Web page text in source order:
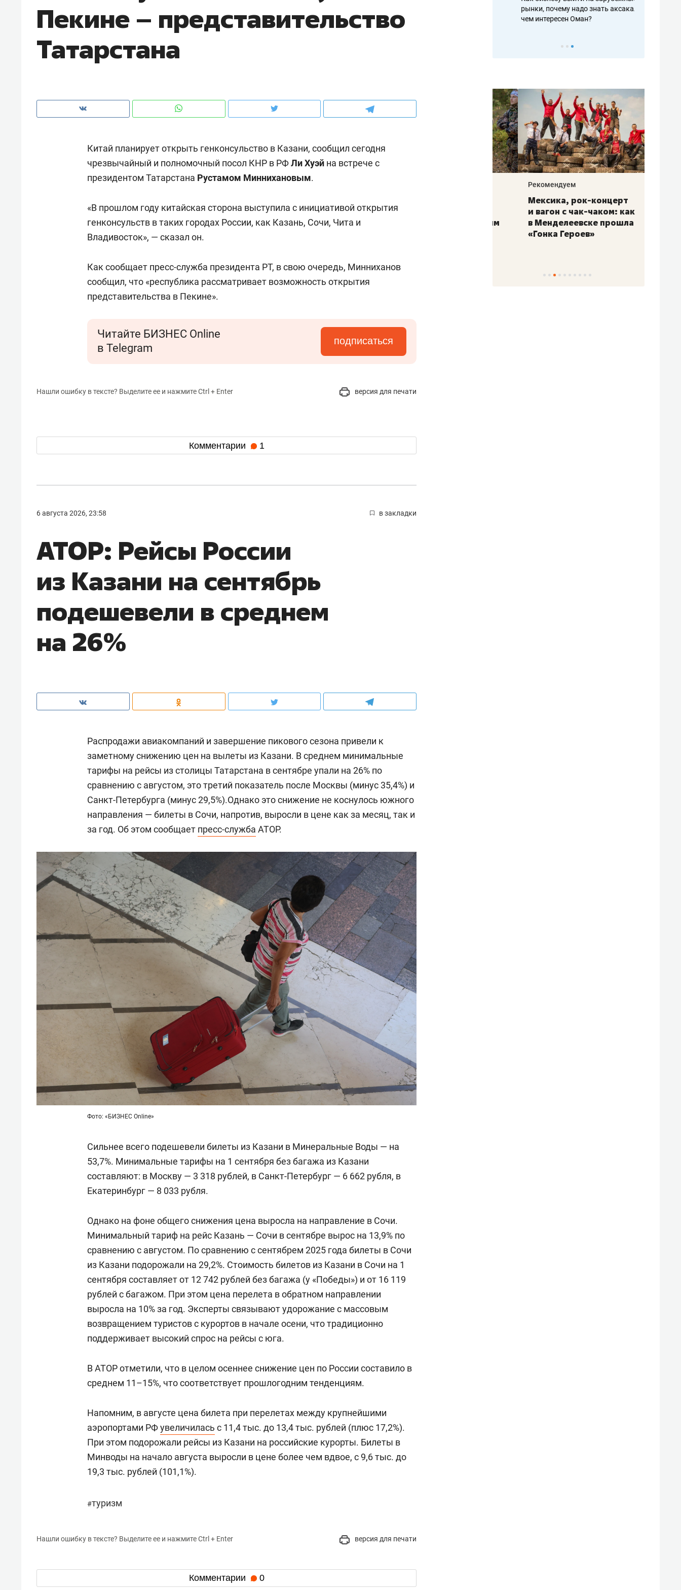
Пекине – представительство
Татарстана
Китай планирует открыть генконсульство в Казани, сообщил сегодня
чрезвычайный и полномочный посол КНР в РФЛи Хуэй на встрече с
президентом Татарстана Рустамом Миннихановым.
«В прошлом году китайская сторона выступила с инициативой открытия
генконсульств в таких городах России, как Казань, Сочи, Чита и
Владивосток», — сказал он.
Как сообщает пресс-служба президента РТ, в свою очередь, Минниханов
сообщил, что «республика рассматривает возможность открытия
представительства в Пекине».
Читайте БИЗНЕС Online
в Telegram
подписаться
Нашли ошибку в тексте? Выделите ее и нажмите Ctrl + Enter версия для печати
Комментарии 1
6 августа 2026, 23:58 в закладки
АТОР: Рейсы России
из Казани на сентябрь
подешевели в среднем
на 26%
Распродажи авиакомпаний и завершение пикового сезона привели к
заметному снижению цен на вылеты из Казани. В среднем минимальные
тарифы на рейсы из столицы Татарстана в сентябре упали на 26% по
сравнению с августом, это третий показатель после Москвы (минус 35,4%) и
Санкт-Петербурга (минус 29,5%).Однако это снижение не коснулось южного
направления — билеты в Сочи, напротив, выросли в цене как за месяц, так и
за год. Об этом сообщает пресс-служба АТОР.
Фото: «БИЗНЕС Online»
Сильнее всего подешевели билеты из Казани в Минеральные Воды — на
53,7%. Минимальные тарифы на 1 сентября без багажа из Казани
составляют: в Москву — 3 318 рублей, в Санкт-Петербург — 6 662 рубля, в
Екатеринбург — 8 033 рубля.
Однако на фоне общего снижения цена выросла на направление в Сочи.
Минимальный тариф на рейс Казань — Сочи в сентябре вырос на 13,9% по
сравнению с августом. По сравнению с сентябрем 2025 года билеты в Сочи
из Казани подорожали на 29,2%. Стоимость билетов из Казани в Сочи на 1
сентября составляет от 12 742 рублей без багажа (у «Победы») и от 16 119
рублей с багажом. При этом цена перелета в обратном направлении
выросла на 10% за год. Эксперты связывают удорожание с массовым
возвращением туристов с курортов в начале осени, что традиционно
поддерживает высокий спрос на рейсы с юга.
В АТОР отметили, что в целом осеннее снижение цен по России составило в
среднем 11–15%, что соответствует прошлогодним тенденциям.
Напомним, в августе цена билета при перелетах между крупнейшими
аэропортами РФувеличилась с 11,4 тыс. до 13,4 тыс. рублей (плюс 17,2%).
При этом подорожали рейсы из Казани на российские курорты. Билеты в
Минводы на начало августа выросли в цене более чем вдвое, с 9,6 тыс. до
19,3 тыс. рублей (101,1%).
#туризм
Нашли ошибку в тексте? Выделите ее и нажмите Ctrl + Enter версия для печати
Комментарии 0
чем интересен Оман?
клиентах и чудных запросах мастеров налогах и развитии без кредитов
рынки, почему надо знать аксакалов и
чем интересен Оман?
Рекомендуем
создают оазис жилого
комфорта под Казанью
Рекомендуем
ID вместо ключа: какой будет
безопасность в ЖК «Нова»
природе, работа
с ментальным и физическим
Рекомендуем
Мексика, рок-концерт
и вагон с чак-чаком: как
в Менделеевске прошла
«Гонка Героев»